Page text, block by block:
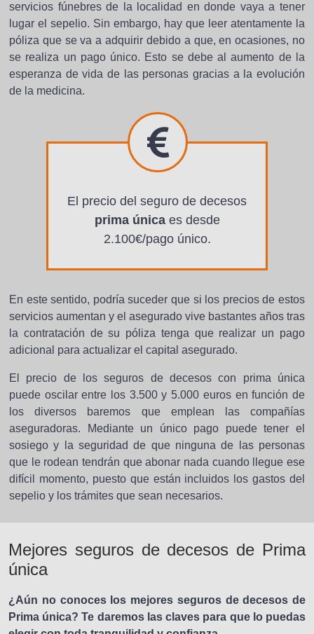
servicios fúnebres de la localidad en donde vaya a tener
lugar el sepelio. Sin embargo, hay que leer atentamente la
póliza que se va a adquirir debido a que, en ocasiones, no
se realiza un pago único. Esto se debe al aumento de la
esperanza de vida de las personas gracias a la evolución
de la medicina.
El precio del seguro de decesos
prima únicaes desde
2.100€/pago único.
En este sentido, podría suceder que si los precios de estos
servicios aumentan y el asegurado vive bastantes años tras
la contratación de su póliza tenga que realizar un pago
adicional para actualizar el capital asegurado.
El precio de los seguros de decesos con prima única
puede oscilar entre los 3.500 y 5.000 euros en función de
los diversos baremos que emplean las compañías
aseguradoras. Mediante un único pago puede tener el
sosiego y la seguridad de que ninguna de las personas
que le rodean tendrán que abonar nada cuando llegue ese
difícil momento, puesto que están incluidos los gastos del
sepelio y los trámites que sean necesarios.
Mejores seguros de decesos de Prima
única
¿Aún no conoces los mejores seguros de decesos de
Prima única? Te daremos las claves para que lo puedas